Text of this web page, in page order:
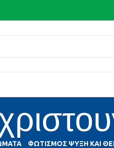
ΦΩΤΙΣΜΌΣ ΨΎΞΗ ΚΑΙ